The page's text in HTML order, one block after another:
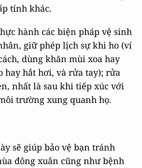
tính khác.
hành các biện pháp vệ sinh
giữ phép lịch sự khi ho (ví
dùng khăn mùi xoa hay
hay hắt hơi, và rửa tay); rửa
nhất là sau khi tiếp xúc với
trường xung quanh họ.
sẽ giúp bảo vệ bạn tránh
đông xuân cũng như bệnh